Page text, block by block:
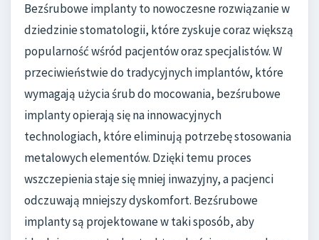
Bezśrubowe implanty to nowoczesne rozwiązanie w
dziedzinie stomatologii, które zyskuje coraz większą
popularność wśród pacjentów oraz specjalistów. W
przeciwieństwie do tradycyjnych implantów, które
wymagają użycia śrub do mocowania, bezśrubowe
implanty opierają się na innowacyjnych
technologiach, które eliminują potrzebę stosowania
metalowych elementów. Dzięki temu proces
wszczepienia staje się mniej inwazyjny, a pacjenci
odczuwają mniejszy dyskomfort. Bezśrubowe
implanty są projektowane w taki sposób, aby